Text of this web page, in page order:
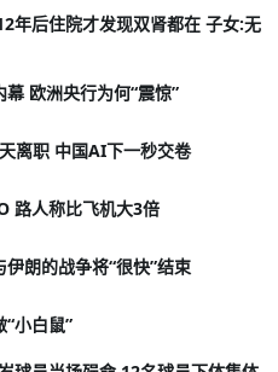
年后住院才发现双肾都在 子女:无
欧洲央行为何“震惊”
离职 中国AI下一秒交卷
路人称比飞机大3倍
朗的战争将“很快”结束
小白鼠”